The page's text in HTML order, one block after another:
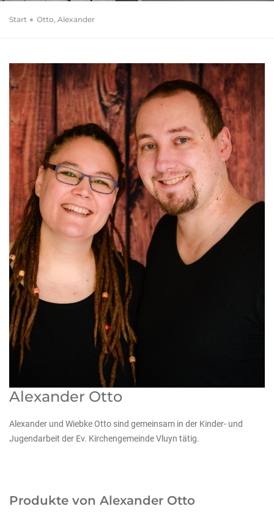
Start Otto, Alexander
Alexander Otto
Alexander und Wiebke Otto sind gemeinsam in der Kinder- und
Jugendarbeit der Ev. Kirchengemeinde Vluyn tätig.
Produkte von Alexander Otto